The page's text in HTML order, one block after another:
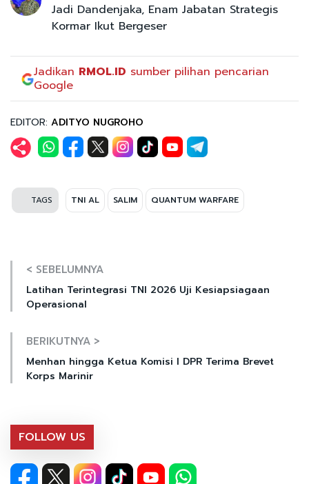
Jadi Dandenjaka, Enam Jabatan Strategis
Kormar Ikut Bergeser
Jadikan RMOL.ID sumber pilihan pencarian
Google
EDITOR: ADITYO NUGROHO
TAGS TNI AL SALIM QUANTUM WARFARE
< SEBELUMNYA
Latihan Terintegrasi TNI 2026 Uji Kesiapsiagaan
Operasional
BERIKUTNYA >
Menhan hingga Ketua Komisi I DPR Terima Brevet
Korps Marinir
FOLLOW US